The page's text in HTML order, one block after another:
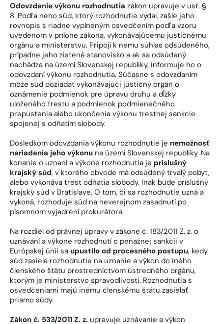
Odovzdanie výkonu rozhodnutia zákon upravuje v ust. §
8. Podľa neho súd, ktorý rozhodnutie vydal, zašle jeho
rovnopis s riadne vyplneným osvedčením podľa vzoru
uvedenom v prílohe zákona, vykonávajúcemu justičnému
orgánu a ministerstvu. Pripojí k nemu súhlas odsúdeného,
prípadne jeho zistené stanovisko a ak sa odsúdený
nachádza na území Slovenskej republiky, informuje ho o
odovzdaní výkonu rozhodnutia. Súčasne s odovzdaním
môže súd požiadať vykonávajúci justičný orgán o
oznámenie podmienok pre úpravu druhu a dĺžky
uloženého trestu a podmienok podmienečného
prepustenia alebo ukončenia výkonu trestnej sankcie
spojenej s odňatím slobody.
Dôsledkom odovzdania výkonu rozhodnutie je nemožnosť
nariadenia jeho výkonu na území Slovenskej republiky. Na
konanie o uznaní a výkone rozhodnutia je príslušný
krajský súd, v ktorého obvode má odsúdený trvalý pobyt,
alebo vykonáva trest odňatia slobody. Inak bude príslušný
krajský súd v Bratislave. O tom, či sa rozhodnutie uzná a
vykoná, rozhoduje súd na neverejnom zasadnutí po
písomnom vyjadrení prokurátora.
Na rozdiel od právnej úpravy v zákone č. 183/2011 Z. z. o
uznávaní a výkone rozhodnutí o peňažnej sankcii v
Európskej únii sa upustilo od procesného postupu, kedy
súd zasiela rozhodnutie na uznanie a výkon do iného
členského štátu prostredníctvom ústredného orgánu,
ktorým je ministerstvo spravodlivosti. Rozhodnutia s
osvedčeniami majú inému členskému štátu zasielať
priamo súdy.
Zákon č. 533/2011 Z. z. upravuje uznávanie a výkon